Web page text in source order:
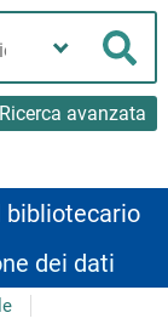
Ricerca avanzata
bibliotecario
dei dati